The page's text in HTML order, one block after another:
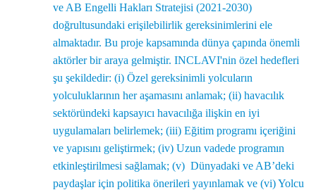
ve AB Engelli Hakları Stratejisi (2021-2030)
doğrultusundaki erişilebilirlik gereksinimlerini ele
almaktadır. Bu proje kapsamında dünya çapında önemli
aktörler bir araya gelmiştir. INCLAVI'nin özel hedefleri
şu şekildedir: (i) Özel gereksinimli yolcuların
yolculuklarının her aşamasını anlamak; (ii) havacılık
sektöründeki kapsayıcı havacılığa ilişkin en iyi
uygulamaları belirlemek; (iii) Eğitim programı içeriğini
ve yapısını geliştirmek; (iv) Uzun vadede programın
etkinleştirilmesi sağlamak; (v) Dünyadaki ve AB’deki
paydaşlar için politika önerileri yayınlamak ve (vi) Yolcu